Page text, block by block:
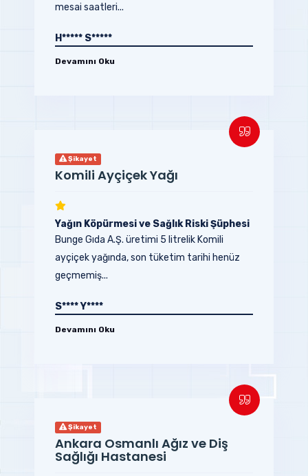
mesai saatleri...
H***** S*****
Devamını Oku
Şikayet
Komili Ayçiçek Yağı
Yağın Köpürmesi ve Sağlık Riski Şüphesi
Bunge Gıda A.Ş. üretimi 5 litrelik Komili
ayçiçek yağında, son tüketim tarihi henüz
geçmemiş...
S**** Y****
Devamını Oku
Şikayet
Ankara Osmanlı Ağız ve Diş
Sağlığı Hastanesi